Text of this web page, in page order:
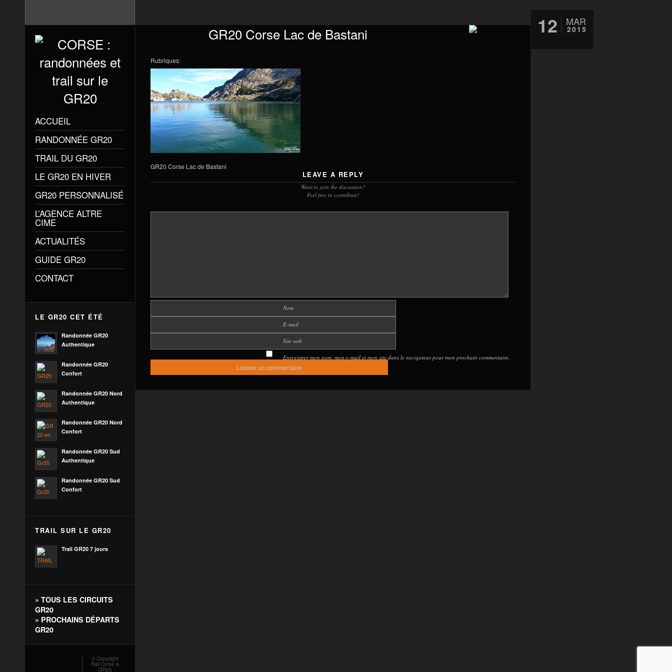
GR20 Corse Lac de Bastani 12 MAR
2015
Rubriques:
GR20 Corse Lac de Bastani
LEAVE A REPLY
Want to join the discussion?
Feel free to contribute!
Nom
E-mail
Site web
Enregistrer mon nom, mon e-mail et mon site dans le navigateur pour mon prochain commentaire.
ACCUEIL
RANDONNÉE GR20
TRAIL DU GR20
LE GR20 EN HIVER
GR20 PERSONNALISÉ
L’AGENCE ALTRE
CIME
ACTUALITÉS
GUIDE GR20
CONTACT
LE GR20 CET ÉTÉ
Randonnée GR20
Authentique
Randonnée GR20
Confort
Randonnée GR20 Nord
Authentique
Randonnée GR20 Nord
Confort
Randonnée GR20 Sud
Authentique
Randonnée GR20 Sud
Confort
TRAIL SUR LE GR20
Trail GR20 7 jours
» TOUS LES CIRCUITS
GR20
» PROCHAINS DÉPARTS
GR20
© Copyright
Trail Corse &
GR20